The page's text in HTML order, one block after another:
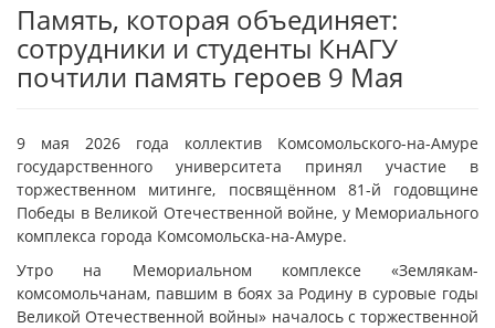
Память, которая объединяет:
сотрудники и студенты КнАГУ
почтили память героев 9 Мая
9 мая 2026 года коллектив Комсомольского-на-Амуре
государственного университета принял участие в
торжественном митинге, посвящённом 81-й годовщине
Победы в Великой Отечественной войне, у Мемориального
комплекса города Комсомольска-на-Амуре.
Утро на Мемориальном комплексе «Землякам-
комсомольчанам, павшим в боях за Родину в суровые годы
Великой Отечественной войны» началось с торжественной